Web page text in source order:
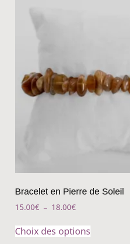
Bracelet en Pierre de Soleil
15.00€ – 18.00€
Choix des options